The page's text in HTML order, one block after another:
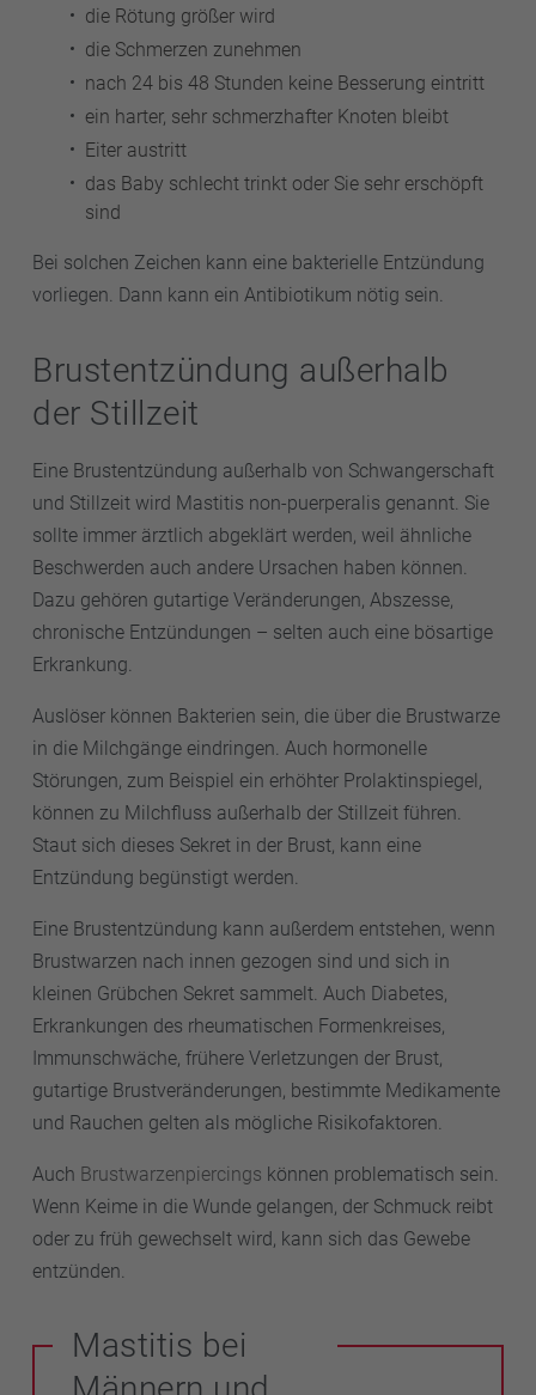
die Rötung größer wird
die Schmerzen zunehmen
nach 24 bis 48 Stunden keine Besserung eintritt
ein harter, sehr schmerzhafter Knoten bleibt
Eiter austritt
das Baby schlecht trinkt oder Sie sehr erschöpft
sind
Bei solchen Zeichen kann eine bakterielle Entzündung
vorliegen. Dann kann ein Antibiotikum nötig sein.
Brustentzündung außerhalb
der Stillzeit
Eine Brustentzündung außerhalb von Schwangerschaft
und Stillzeit wird Mastitis non-puerperalis genannt. Sie
sollte immer ärztlich abgeklärt werden, weil ähnliche
Beschwerden auch andere Ursachen haben können.
Dazu gehören gutartige Veränderungen, Abszesse,
chronische Entzündungen – selten auch eine bösartige
Erkrankung.
Auslöser können Bakterien sein, die über die Brustwarze
in die Milchgänge eindringen. Auch hormonelle
Störungen, zum Beispiel ein erhöhter Prolaktinspiegel,
können zu Milchfluss außerhalb der Stillzeit führen.
Staut sich dieses Sekret in der Brust, kann eine
Entzündung begünstigt werden.
Eine Brustentzündung kann außerdem entstehen, wenn
Brustwarzen nach innen gezogen sind und sich in
kleinen Grübchen Sekret sammelt. Auch Diabetes,
Erkrankungen des rheumatischen Formenkreises,
Immunschwäche, frühere Verletzungen der Brust,
gutartige Brustveränderungen, bestimmte Medikamente
und Rauchen gelten als mögliche Risikofaktoren.
Auch Brustwarzenpiercings können problematisch sein.
Wenn Keime in die Wunde gelangen, der Schmuck reibt
oder zu früh gewechselt wird, kann sich das Gewebe
entzünden.
Mastitis bei